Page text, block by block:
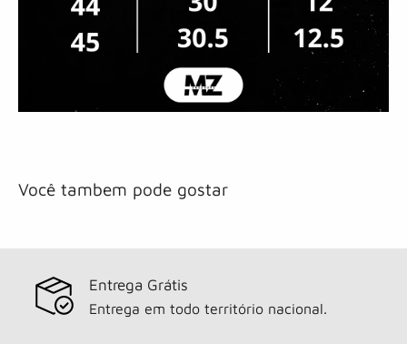
Você tambem pode gostar
Entrega Grátis
Entrega em todo território nacional.